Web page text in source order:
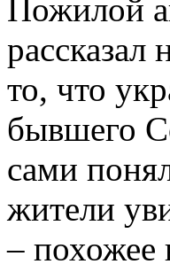
Пожилой
то, что
бывшего
сами
жители
– похожее